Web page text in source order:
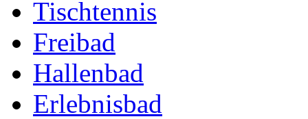
Tischtennis
Freibad
Hallenbad
Erlebnisbad